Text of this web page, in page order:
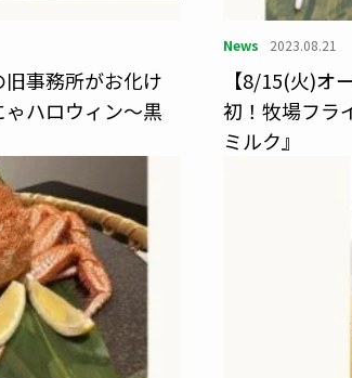
旧事務所がお化け
ハロウィン～黒
News 2023.08.21
【8/15(火)オ
初！牧場フラ
ミルク』